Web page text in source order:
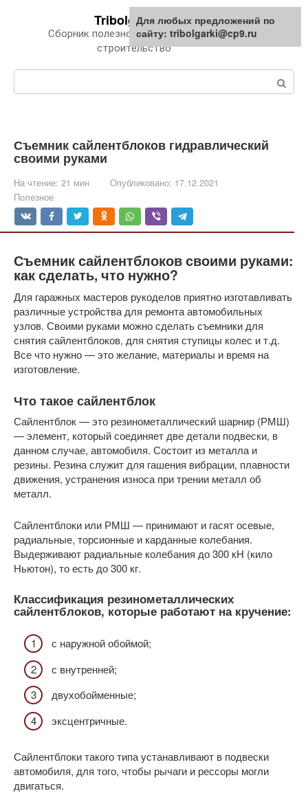
Tribolgarki.ru
Сборник полезной информации про
строительство
Съемник сайлентблоков гидравлический
своими руками
На чтение: 21 мин Опубликовано: 17.12.2021
Полезное
Съемник сайлентблоков своими руками:
как сделать, что нужно?
Для гаражных мастеров рукоделов приятно изготавливать
различные устройства для ремонта автомобильных
узлов. Своими руками можно сделать съемники для
снятия сайлентблоков, для снятия ступицы колес и т.д.
Все что нужно — это желание, материалы и время на
изготовление.
Что такое сайлентблок
Сайлентблок — это резинометаллический шарнир (РМШ)
— элемент, который соединяет две детали подвески, в
данном случае, автомобиля. Состоит из металла и
резины. Резина служит для гашения вибрации, плавности
движения, устранения износа при трении металл об
металл.
Сайлентблоки или РМШ — принимают и гасят осевые,
радиальные, торсионные и карданные колебания.
Выдерживают радиальные колебания до 300 кН (кило
Ньютон), то есть до 300 кг.
Классификация резинометаллических
сайлентблоков, которые работают на кручение:
с наружной обоймой;
с внутренней;
двухобойменные;
эксцентричные.
Сайлентблоки такого типа устанавливают в подвески
автомобиля, для того, чтобы рычаги и рессоры могли
двигаться.
Для любых предложений по
сайту: tribolgarki@cp9.ru